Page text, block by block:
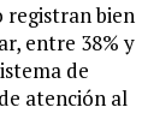
registran bien
entre 38% y
de
atención al